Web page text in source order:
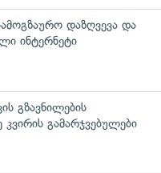
დაზღვევა და
ინტერნეტი
გზავნილების
კვირის გამარჯვებულები